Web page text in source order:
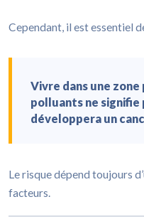
Cependant, il est essentiel
Vivre dans une
polluants ne signifie
développera un
Le risque dépend toujours
facteurs.